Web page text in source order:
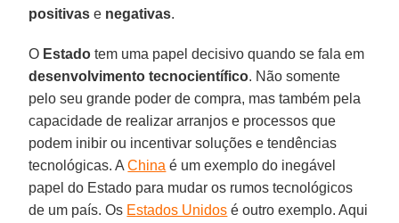
positivase negativas.
O Estado tem uma papel decisivo quando se fala em
desenvolvimento tecnocientífico. Não somente
pelo seu grande poder de compra, mas também pela
capacidade de realizar arranjos e processos que
podem inibir ou incentivar soluções e tendências
tecnológicas. AChina é um exemplo do inegável
papel do Estado para mudar os rumos tecnológicos
de um país. Os Estados Unidos é outro exemplo. Aqui